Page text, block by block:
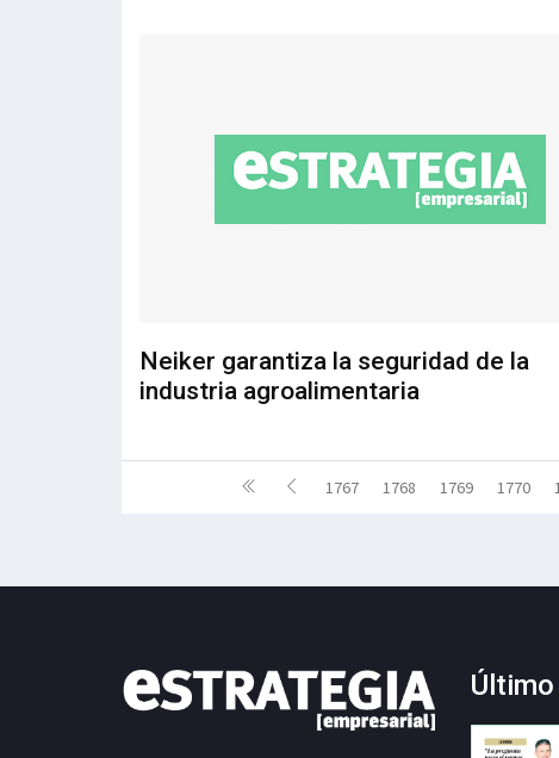
Neiker garantiza la seguridad de la
industria agroalimentaria
1767 1768 1769 1770